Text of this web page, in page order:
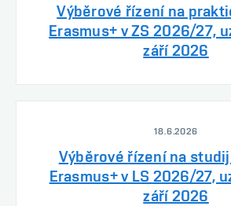
Výběrové řízení na
Erasmus+ v ZS 2026/27,
září 2026
18.6.2026
Výběrové řízení na
Erasmus+ v LS 2026/27,
září 2026